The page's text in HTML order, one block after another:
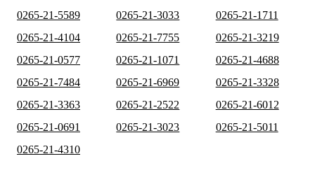
0265-21-5589
0265-21-3033
0265-21-1711
0265-21-4104
0265-21-7755
0265-21-3219
0265-21-0577
0265-21-1071
0265-21-4688
0265-21-7484
0265-21-6969
0265-21-3328
0265-21-3363
0265-21-2522
0265-21-6012
0265-21-0691
0265-21-3023
0265-21-5011
0265-21-4310